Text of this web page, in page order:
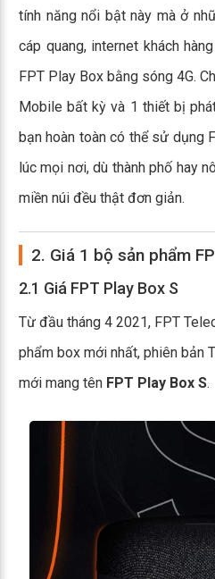
tính năng nổi bật này mà ở
cáp quang, internet khách
FPT Play Box bằng sóng 4G.
Mobile bất kỳ và 1 thiết bị
bạn hoàn toàn có thể sử dụng
lúc mọi nơi, dù thành phố hay
miền núi đều thật đơn giản.
2. Giá 1 bộ sản phẩm
2.1 Giá FPT Play Box S
Từ đầu tháng 4 2021, FPT
phẩm box mới nhất, phiên bản
mới mang tên FPT Play Box S.